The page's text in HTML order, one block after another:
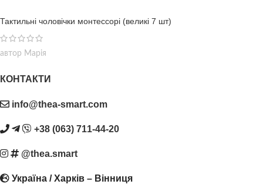
Тактильні чоловічки монтессорі (великі 7 шт)
автор Марія
КОНТАКТИ
info@thea-smart.com
+38 (063) 711-44-20
@thea.smart
Україна / Харків – Вінниця